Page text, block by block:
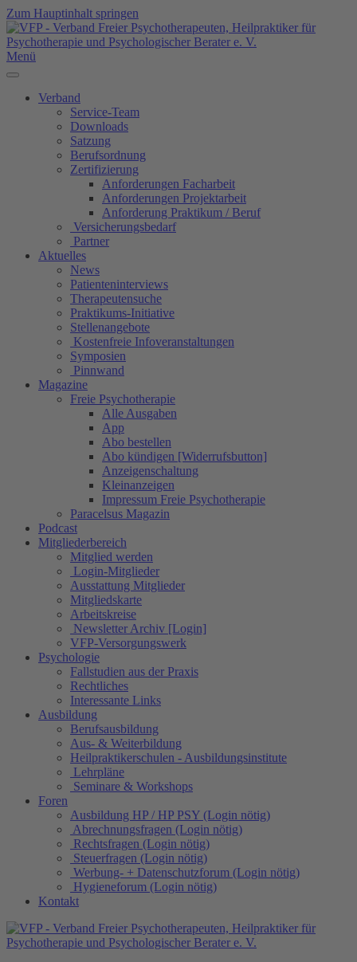
Zum Hauptinhalt springen
Menü
Verband
Service-Team
Downloads
Satzung
Berufsordnung
Zertifizierung
Anforderungen Facharbeit
Anforderungen Projektarbeit
Anforderung Praktikum / Beruf
Versicherungsbedarf
Partner
Aktuelles
News
Patienteninterviews
Therapeutensuche
Praktikums-Initiative
Stellenangebote
Kostenfreie Infoveranstaltungen
Symposien
Pinnwand
Magazine
Freie Psychotherapie
Alle Ausgaben
App
Abo bestellen
Abo kündigen [Widerrufsbutton]
Anzeigenschaltung
Kleinanzeigen
Impressum Freie Psychotherapie
Paracelsus Magazin
Podcast
Mitgliederbereich
Mitglied werden
Login-Mitglieder
Ausstattung Mitglieder
Mitgliedskarte
Arbeitskreise
Newsletter Archiv [Login]
VFP-Versorgungswerk
Psychologie
Fallstudien aus der Praxis
Rechtliches
Interessante Links
Ausbildung
Berufsausbildung
Aus- & Weiterbildung
Heilpraktikerschulen - Ausbildungsinstitute
Lehrpläne
Seminare & Workshops
Foren
Ausbildung HP / HP PSY (Login nötig)
Abrechnungsfragen (Login nötig)
Rechtsfragen (Login nötig)
Steuerfragen (Login nötig)
Werbung- + Datenschutzforum (Login nötig)
Hygieneforum (Login nötig)
Kontakt